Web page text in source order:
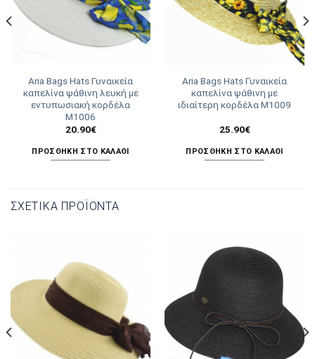
Aria Bags Hats Γυναικεία
καπελίνα ψάθινη λευκή με
εντυπωσιακή κορδέλα
Μ1006
20.90€
ΠΡΟΣΘΉΚΗ ΣΤΟ ΚΑΛΆΘΙ
Aria Bags Hats Γυναικεία
καπελίνα ψάθινη με
ιδιαίτερη κορδέλα Μ1009
25.90€
ΠΡΟΣΘΉΚΗ ΣΤΟ ΚΑΛΆΘΙ
ΣΧΕΤΙΚΆ ΠΡΟΪΌΝΤΑ